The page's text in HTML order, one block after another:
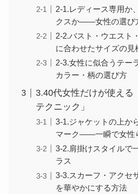
2-1.レディース専用か
クスか——女性の選び
2-2.バスト・ウエス
に合わせたサイズの見
2-3.女性に似合うテー
カラー・柄の選び方
3.40代女性だけが使える
テクニック」
3-1.ジャケットの上か
マーク——一瞬で女性
3-2.肩掛けスタイルで
ラス
3-3.スカーフ・アクセ
を華やかにする方法